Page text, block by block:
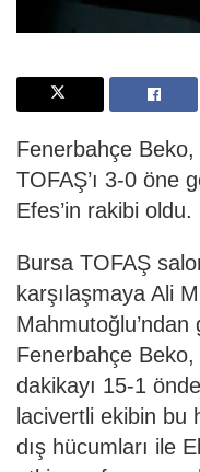
Fenerbahçe
TOFAŞ’ı 3-0 öne
Efes’in rakibi oldu.
Bursa TOFAŞ
karşılaşmaya Ali
Mahmutoğlu’ndan
Fenerbahçe Beko,
dakikayı 15-1
lacivertli ekibin bu
dış hücumları ile